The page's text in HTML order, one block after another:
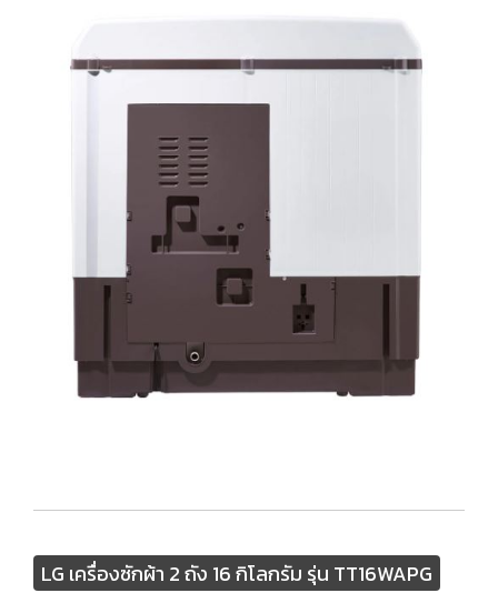
LG เครื่องซักผ้า 2 ถัง 16 กิโลกรัม รุ่น TT16WAPG